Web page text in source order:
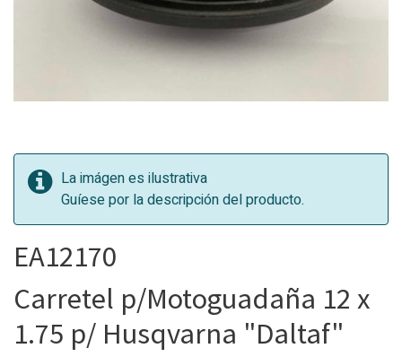
La imágen es ilustrativa
Guíese por la descripción del producto.
EA12170
Carretel p/Motoguadaña 12 x
1.75 p/ Husqvarna "Daltaf"